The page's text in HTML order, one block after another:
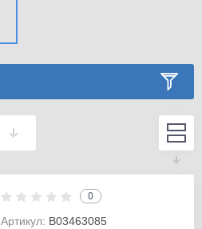
0
Артикул: B03463085